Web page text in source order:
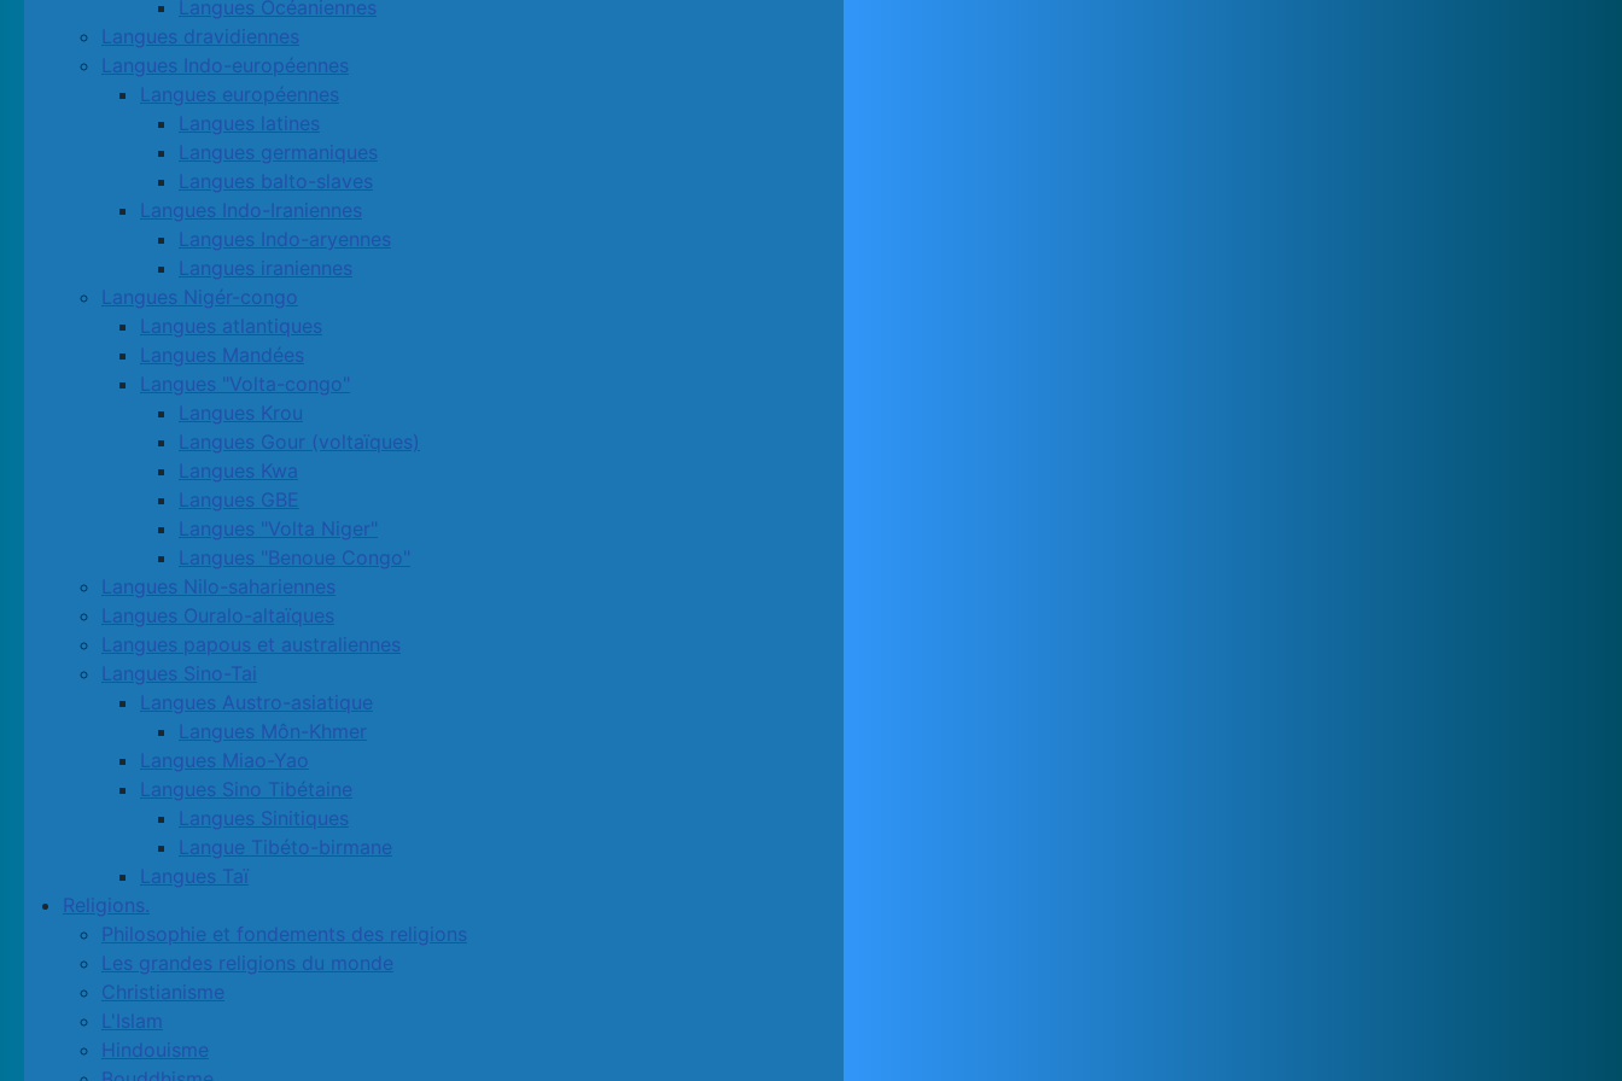
Langues Océaniennes
Langues dravidiennes
Langues Indo-européennes
Langues européennes
Langues latines
Langues germaniques
Langues balto-slaves
Langues Indo-Iraniennes
Langues Indo-aryennes
Langues iraniennes
Langues Nigér-congo
Langues atlantiques
Langues Mandées
Langues "Volta-congo"
Langues Krou
Langues Gour (voltaïques)
Langues Kwa
Langues GBE
Langues "Volta Niger"
Langues "Benoue Congo"
Langues Nilo-sahariennes
Langues Ouralo-altaïques
Langues papous et australiennes
Langues Sino-Tai
Langues Austro-asiatique
Langues Môn-Khmer
Langues Miao-Yao
Langues Sino Tibétaine
Langues Sinitiques
Langue Tibéto-birmane
Langues Taï
Religions.
Philosophie et fondements des religions
Les grandes religions du monde
Christianisme
L'Islam
Hindouisme